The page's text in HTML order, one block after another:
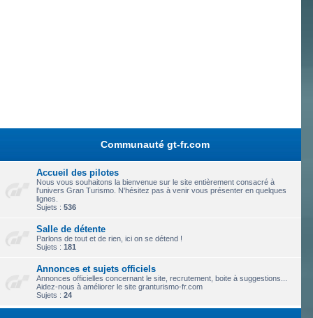
Communauté gt-fr.com
Accueil des pilotes
Nous vous souhaitons la bienvenue sur le site entièrement consacré à
l'univers Gran Turismo. N'hésitez pas à venir vous présenter en quelques
lignes.
Sujets : 536
Salle de détente
Parlons de tout et de rien, ici on se détend !
Sujets : 181
Annonces et sujets officiels
Annonces officielles concernant le site, recrutement, boite à suggestions...
Aidez-nous à améliorer le site granturismo-fr.com
Sujets : 24